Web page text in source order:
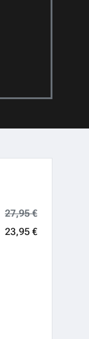
27,95 €
23,95 €